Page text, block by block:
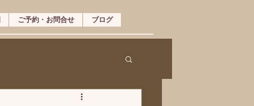
ご予約・お問合せ ブログ